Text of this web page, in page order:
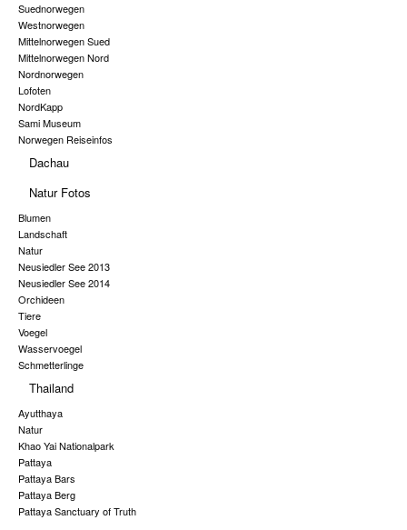
Suednorwegen
Westnorwegen
Mittelnorwegen Sued
Mittelnorwegen Nord
Nordnorwegen
Lofoten
NordKapp
Sami Museum
Norwegen Reiseinfos
Dachau
Natur Fotos
Blumen
Landschaft
Natur
Neusiedler See 2013
Neusiedler See 2014
Orchideen
Tiere
Voegel
Wasservoegel
Schmetterlinge
Thailand
Ayutthaya
Natur
Khao Yai Nationalpark
Pattaya
Pattaya Bars
Pattaya Berg
Pattaya Sanctuary of Truth